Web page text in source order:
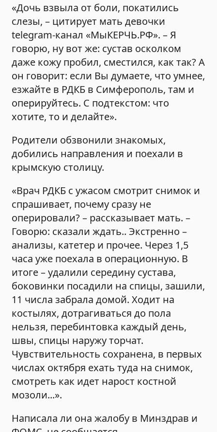
«Дочь взвыла от боли, покатились
слезы, – цитирует мать девочки
telegram-канал «МыКЕРЧЬ.РФ». – Я
говорю, ну вот же: сустав осколком
даже кожу пробил, сместился, как так? А
он говорит: если Вы думаете, что умнее,
езжайте в РДКБ в Симферополь, там и
оперируйтесь. С подтекстом: что
хотите, то и делайте».
Родители обзвонили знакомых,
добились направления и поехали в
крымскую столицу.
«Врач РДКБ с ужасом смотрит снимок и
спрашивает, почему сразу не
оперировали? – рассказывает мать. –
Говорю: сказали ждать.. Экстренно –
анализы, катетер и прочее. Через 1,5
часа уже поехала в операционную. В
итоге – удалили середину сустава,
боковинки посадили на спицы, зашили,
11 числа забрала домой. Ходит на
костылях, дотрагиваться до пола
нельзя, перебинтовка каждый день,
швы, спицы наружу торчат.
Чувствительность сохранена, в первых
числах октября ехать туда на снимок,
смотреть как идет нарост костной
мозоли...».
Написала ли она жалобу в Минздрав и